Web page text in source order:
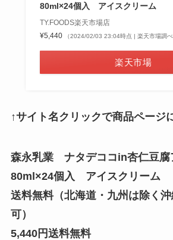
80ml×24個入 アイスクリーム
TY.FOODS楽天市場店
¥5,440
（2024/02/03 23:04時点 | 楽天市場調べ
楽天市場
↑サイト名クリックで商品ページ
森永乳業 ナタデココin杏仁豆腐
80ml×24個入 アイスクリーム
送料無料（北海道・九州は除く
可）
5,440円送料無料